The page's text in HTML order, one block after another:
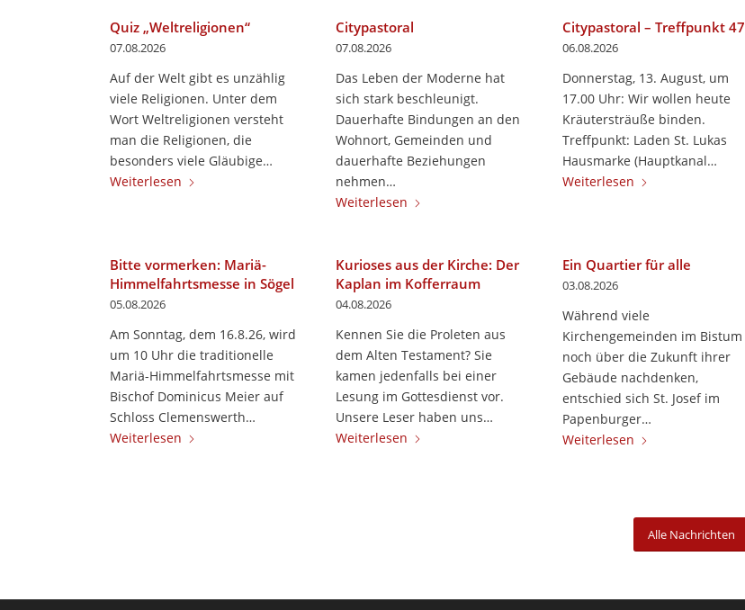
Quiz „Weltreligionen“
07.08.2026
Auf der Welt gibt es unzählig
viele Religionen. Unter dem
Wort Weltreligionen versteht
man die Religionen, die
besonders viele Gläubige…
Weiterlesen
Citypastoral
07.08.2026
Das Leben der Moderne hat
sich stark beschleunigt.
Dauerhafte Bindungen an den
Wohnort, Gemeinden und
dauerhafte Beziehungen
nehmen…
Weiterlesen
Citypastoral – Treffpunkt 47
06.08.2026
Donnerstag, 13. August, um
17.00 Uhr: Wir wollen heute
Kräutersträuße binden.
Treffpunkt: Laden St. Lukas
Hausmarke (Hauptkanal…
Weiterlesen
Bitte vormerken: Mariä-
Himmelfahrtsmesse in Sögel
05.08.2026
Am Sonntag, dem 16.8.26, wird
um 10 Uhr die traditionelle
Mariä-Himmelfahrtsmesse mit
Bischof Dominicus Meier auf
Schloss Clemenswerth…
Weiterlesen
Kurioses aus der Kirche: Der
Kaplan im Kofferraum
04.08.2026
Kennen Sie die Proleten aus
dem Alten Testament? Sie
kamen jedenfalls bei einer
Lesung im Gottesdienst vor.
Unsere Leser haben uns…
Weiterlesen
Ein Quartier für alle
03.08.2026
Während viele
Kirchengemeinden im Bistum
noch über die Zukunft ihrer
Gebäude nachdenken,
entschied sich St. Josef im
Papenburger…
Weiterlesen
Alle Nachrichten